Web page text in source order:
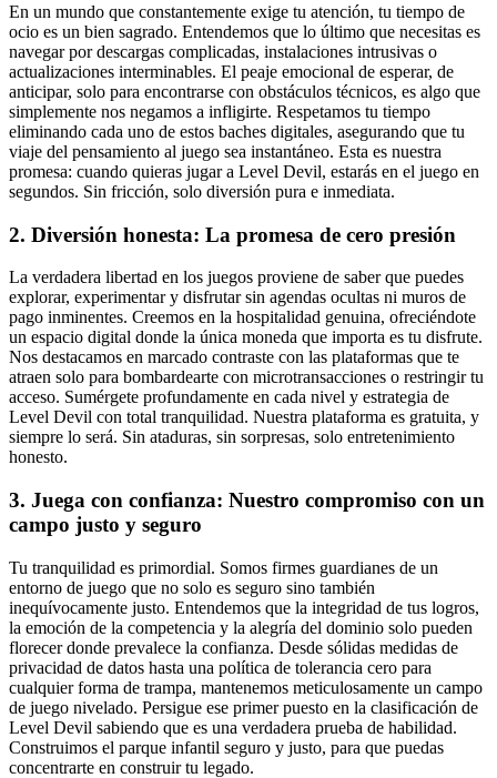
En un mundo que constantemente exige tu atención, tu tiempo de
ocio es un bien sagrado. Entendemos que lo último que necesitas es
navegar por descargas complicadas, instalaciones intrusivas o
actualizaciones interminables. El peaje emocional de esperar, de
anticipar, solo para encontrarse con obstáculos técnicos, es algo que
simplemente nos negamos a infligirte. Respetamos tu tiempo
eliminando cada uno de estos baches digitales, asegurando que tu
viaje del pensamiento al juego sea instantáneo. Esta es nuestra
promesa: cuando quieras jugar a Level Devil, estarás en el juego en
segundos. Sin fricción, solo diversión pura e inmediata.
2. Diversión honesta: La promesa de cero presión
La verdadera libertad en los juegos proviene de saber que puedes
explorar, experimentar y disfrutar sin agendas ocultas ni muros de
pago inminentes. Creemos en la hospitalidad genuina, ofreciéndote
un espacio digital donde la única moneda que importa es tu disfrute.
Nos destacamos en marcado contraste con las plataformas que te
atraen solo para bombardearte con microtransacciones o restringir tu
acceso. Sumérgete profundamente en cada nivel y estrategia de
Level Devil con total tranquilidad. Nuestra plataforma es gratuita, y
siempre lo será. Sin ataduras, sin sorpresas, solo entretenimiento
honesto.
3. Juega con confianza: Nuestro compromiso con un
campo justo y seguro
Tu tranquilidad es primordial. Somos firmes guardianes de un
entorno de juego que no solo es seguro sino también
inequívocamente justo. Entendemos que la integridad de tus logros,
la emoción de la competencia y la alegría del dominio solo pueden
florecer donde prevalece la confianza. Desde sólidas medidas de
privacidad de datos hasta una política de tolerancia cero para
cualquier forma de trampa, mantenemos meticulosamente un campo
de juego nivelado. Persigue ese primer puesto en la clasificación de
Level Devil sabiendo que es una verdadera prueba de habilidad.
Construimos el parque infantil seguro y justo, para que puedas
concentrarte en construir tu legado.